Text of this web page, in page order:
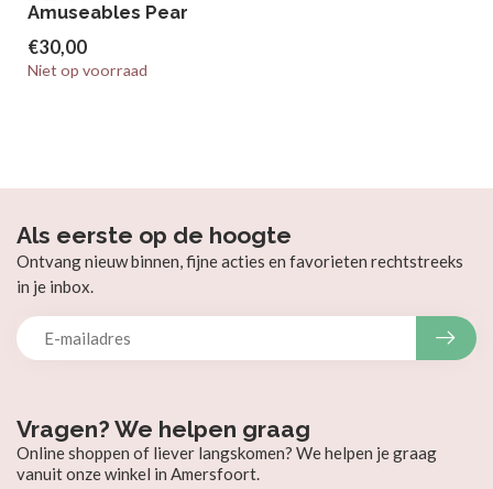
Amuseables Pear
€30,00
Niet op voorraad
Vragen? We helpen graag
Online shoppen of liever langskomen? We helpen je graag
vanuit onze winkel in Amersfoort.
Als eerste op de hoogte
Ontvang nieuw binnen, fijne acties en favorieten rechtstreeks
in je inbox.